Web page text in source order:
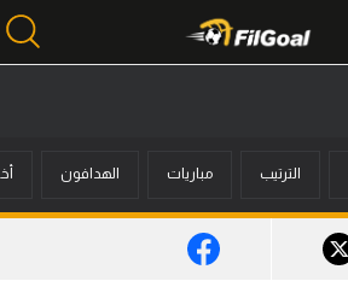
الترتيب مباريات الهدافون